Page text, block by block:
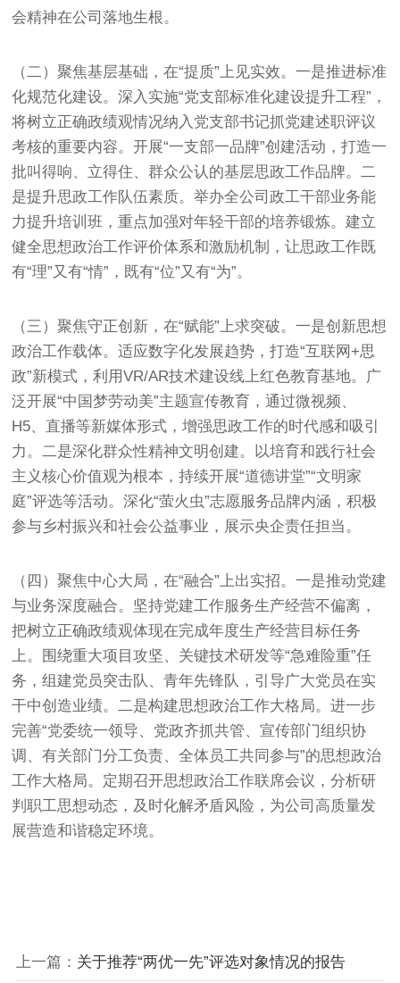
会精神在公司落地生根。
（二）聚焦基层基础，在“提质”上见实效。一是推进标准
化规范化建设。深入实施“党支部标准化建设提升工程”，
将树立正确政绩观情况纳入党支部书记抓党建述职评议
考核的重要内容。开展“一支部一品牌”创建活动，打造一
批叫得响、立得住、群众公认的基层思政工作品牌。二
是提升思政工作队伍素质。举办全公司政工干部业务能
力提升培训班，重点加强对年轻干部的培养锻炼。建立
健全思想政治工作评价体系和激励机制，让思政工作既
有“理”又有“情”，既有“位”又有“为”。
（三）聚焦守正创新，在“赋能”上求突破。一是创新思想
政治工作载体。适应数字化发展趋势，打造“互联网+思
政”新模式，利用VR/AR技术建设线上红色教育基地。广
泛开展“中国梦劳动美”主题宣传教育，通过微视频、
H5、直播等新媒体形式，增强思政工作的时代感和吸引
力。二是深化群众性精神文明创建。以培育和践行社会
主义核心价值观为根本，持续开展“道德讲堂”“文明家
庭”评选等活动。深化“萤火虫”志愿服务品牌内涵，积极
参与乡村振兴和社会公益事业，展示央企责任担当。
（四）聚焦中心大局，在“融合”上出实招。一是推动党建
与业务深度融合。坚持党建工作服务生产经营不偏离，
把树立正确政绩观体现在完成年度生产经营目标任务
上。围绕重大项目攻坚、关键技术研发等“急难险重”任
务，组建党员突击队、青年先锋队，引导广大党员在实
干中创造业绩。二是构建思想政治工作大格局。进一步
完善“党委统一领导、党政齐抓共管、宣传部门组织协
调、有关部门分工负责、全体员工共同参与”的思想政治
工作大格局。定期召开思想政治工作联席会议，分析研
判职工思想动态，及时化解矛盾风险，为公司高质量发
展营造和谐稳定环境。
上一篇： 关于推荐“两优一先”评选对象情况的报告